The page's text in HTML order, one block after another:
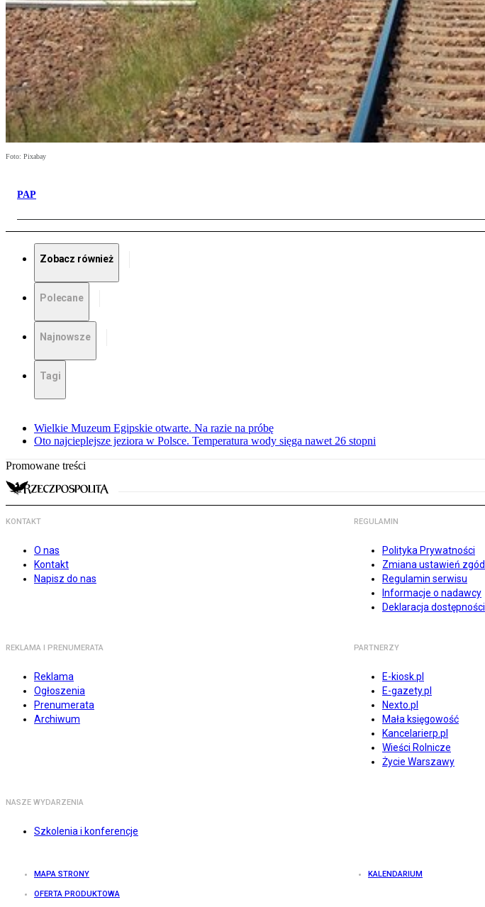
Foto: Pixabay
PAP
Zobacz również
Polecane
Najnowsze
Tagi
Wielkie Muzeum Egipskie otwarte. Na razie na próbę
Oto najcieplejsze jeziora w Polsce. Temperatura wody sięga nawet 26 stopni
Promowane treści
KONTAKT
O nas
Kontakt
Napisz do nas
REGULAMIN
Polityka Prywatności
Zmiana ustawień zgód
Regulamin serwisu
Informacje o nadawcy
Deklaracja dostępności
REKLAMA I PRENUMERATA
Reklama
Ogłoszenia
Prenumerata
Archiwum
PARTNERZY
E-kiosk.pl
E-gazety.pl
Nexto.pl
Mała księgowość
Kancelarierp.pl
Wieści Rolnicze
Życie Warszawy
NASZE WYDARZENIA
Szkolenia i konferencje
MAPA STRONY KALENDARIUM
OFERTA PRODUKTOWA